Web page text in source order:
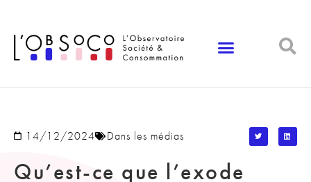
14/12/2024 Dans les médias
Qu’est-ce que l’exode